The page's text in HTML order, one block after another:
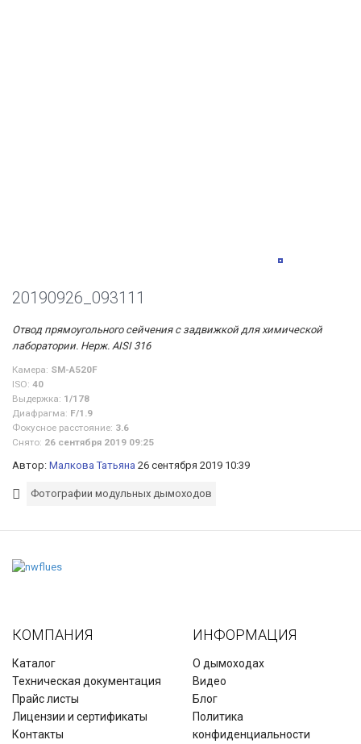
20190926_093111
Отвод прямоугольного сейчения с задвижкой для химической
лаборатории. Нерж. AISI 316
Камера: SM-A520F
ISO: 40
Выдержка: 1/178
Диафрагма: F/1.9
Фокусное расстояние: 3.6
Снято: 26 сентября 2019 09:25
Автор: Малкова Татьяна 26 сентября 2019 10:39
Фотографии модульных дымоходов
КОМПАНИЯ
Каталог
Техническая документация
Прайс листы
Лицензии и сертификаты
Контакты
ИНФОРМАЦИЯ
О дымоходах
Видео
Блог
Политика
конфиденциальности